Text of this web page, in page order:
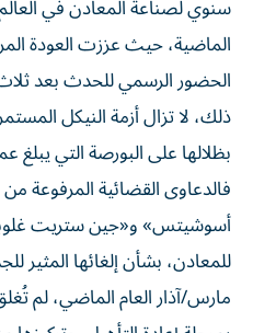
سنوي لصناعة المعادن في
الماضية، حيث عززت العودة
الحضور الرسمي للحدث بعد
ذلك، لا تزال أزمة النيكل
بظلالها على البورصة التي يبلغ عمرها
فالدعاوى القضائية المرفوعة
أسوشيتس» و«جين ستريت
للمعادن، بشأن إلغائها
مارس/آذار العام الماضي، لم